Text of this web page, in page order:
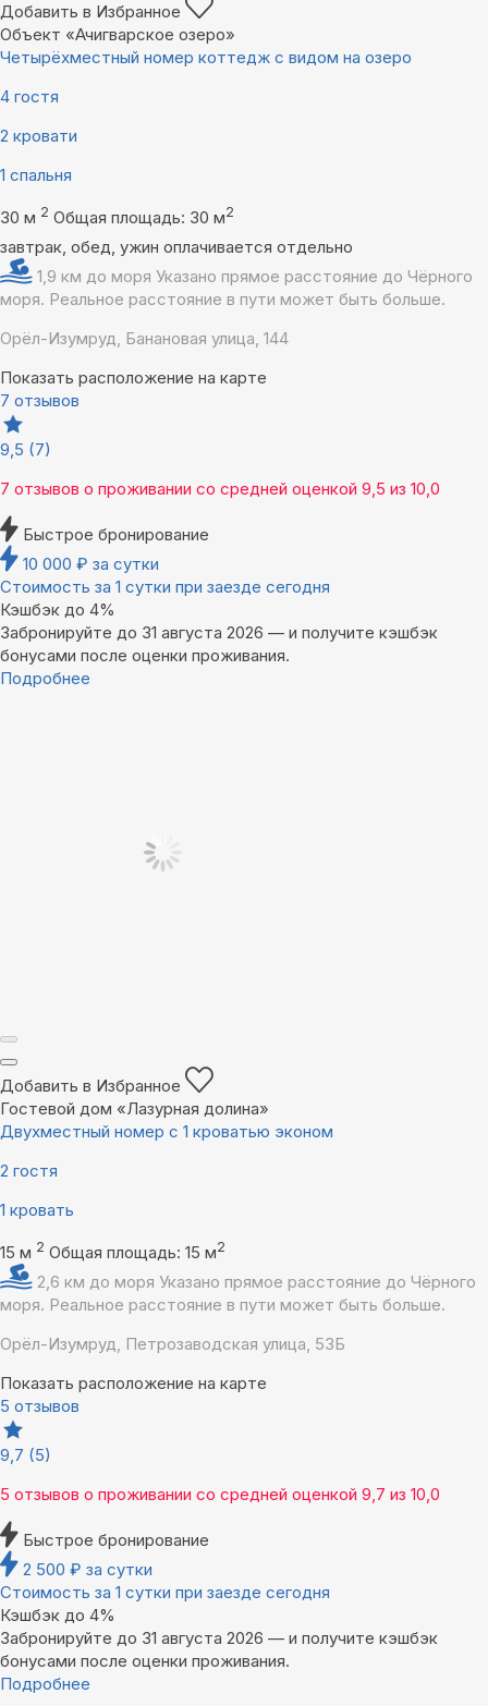
Добавить в Избранное
Объект «Ачигварское озеро»
Четырёхместный номер коттедж с видом на озеро
4 гостя
2 кровати
1 спальня
30 м 2 Общая площадь: 30 м2
завтрак, обед, ужин оплачивается отдельно
1,9 км до моря Указано прямое расстояние до Чёрного
моря. Реальное расстояние в пути может быть больше.
Орёл-Изумруд, Банановая улица, 144
Показать расположение на карте
7 отзывов
9,5 (7)
7 отзывов о проживании со средней оценкой 9,5 из 10,0
Быстрое бронирование
10 000 ₽ за сутки
Стоимость за 1 сутки при заезде сегодня
Кэшбэк до 4%
Забронируйте до 31 августа 2026 — и получите кэшбэк
бонусами после оценки проживания.
Подробнее
Добавить в Избранное
Гостевой дом «Лазурная долина»
Двухместный номер с 1 кроватью эконом
2 гостя
1 кровать
15 м 2 Общая площадь: 15 м2
2,6 км до моря Указано прямое расстояние до Чёрного
моря. Реальное расстояние в пути может быть больше.
Орёл-Изумруд, Петрозаводская улица, 53Б
Показать расположение на карте
5 отзывов
9,7 (5)
5 отзывов о проживании со средней оценкой 9,7 из 10,0
Быстрое бронирование
2 500 ₽ за сутки
Стоимость за 1 сутки при заезде сегодня
Кэшбэк до 4%
Забронируйте до 31 августа 2026 — и получите кэшбэк
бонусами после оценки проживания.
Подробнее